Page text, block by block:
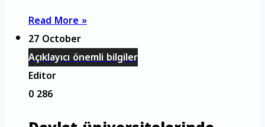
Read More »
27 October
Açıklayıcı önemli bilgiler
Editor
0286